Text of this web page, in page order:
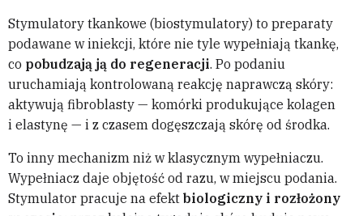
Stymulatory tkankowe (biostymulatory) to preparaty
podawane w iniekcji, które nie tyle wypełniają tkankę,
co pobudzają ją do regeneracji. Po podaniu
uruchamiają kontrolowaną reakcję naprawczą skóry:
aktywują fibroblasty — komórki produkujące kolagen
i elastynę — i z czasem dogęszczają skórę od środka.
To inny mechanizm niż w klasycznym wypełniaczu.
Wypełniacz daje objętość od razu, w miejscu podania.
Stymulator pracuje na efekt biologiczny i rozłożony